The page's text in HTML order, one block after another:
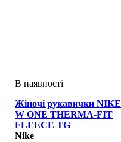
Жіночі рукавички NIKE
W ONE THERMA-FIT
FLEECE TG
BLACK/WHITE M
Nike